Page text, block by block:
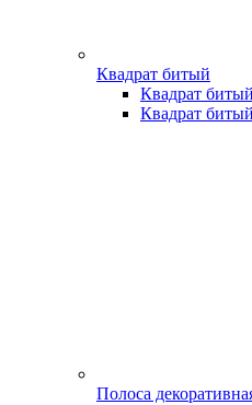
Квадрат битый
Квадрат
Квадрат
Полоса